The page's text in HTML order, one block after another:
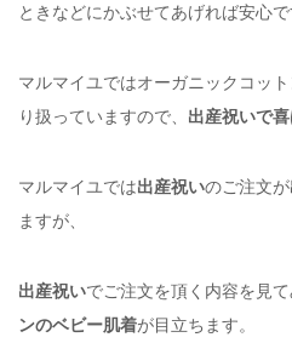
ときなどにかぶせてあげれば安心で
マルマイユではオーガニックコッ
り扱っていますので、 出産祝いで
マルマイユでは出産祝いのご注文が
ますが、
出産祝いでご注文を頂く内容を見て
ンのベビー肌着が目立ちます。